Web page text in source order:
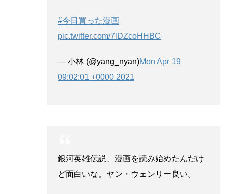
#今日買った漫画
pic.twitter.com/7lDZcoHHBC
— 小林 (@yang_nyan)Mon Apr 19
09:02:01 +0000 2021
銀河英雄伝説、漫画を読み始めたんだけ
ど面白いな。ヤン・ウェンリー良い。